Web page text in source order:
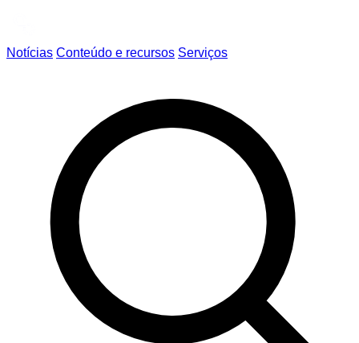
Notícias Conteúdo e recursos Serviços